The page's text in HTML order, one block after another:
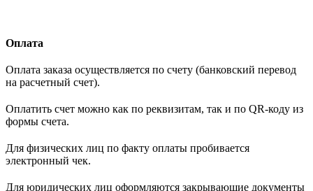
Оплата
Оплата заказа осуществляется по счету (банковский перевод
на расчетный счет).
Оплатить счет можно как по реквизитам, так и по QR-коду из
формы счета.
Для физических лиц по факту оплаты пробивается
электронный чек.
Для юридических лиц оформляются закрывающие документы